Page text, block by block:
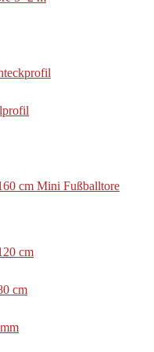
cm Mini Fußballtore
cm
cm